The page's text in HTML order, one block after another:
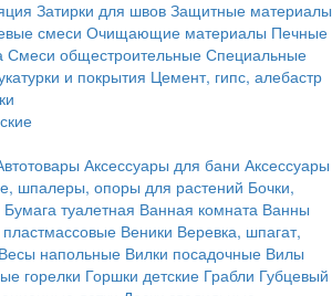
Затирки для швов Защитные материалы
смеси Очищающие материалы Печные
Смеси общестроительные Специальные
и покрытия Цемент, гипс, алебастр
Аксессуары для бани Аксессуары
шпалеры, опоры для растений Бочки,
Бумага туалетная Ванная комната Ванны
Веники Веревка, шпагат,
Весы напольные Вилки посадочные Вилы
горелки Горшки детские Грабли Губцевый